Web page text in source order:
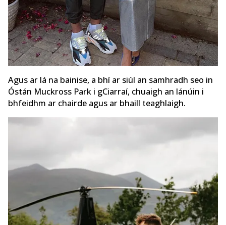
Agus ar lá na bainise, a bhí ar siúl an samhradh seo in
Óstán Muckross Park i gCiarraí, chuaigh an lánúin i
bhfeidhm ar chairde agus ar bhaill teaghlaigh.